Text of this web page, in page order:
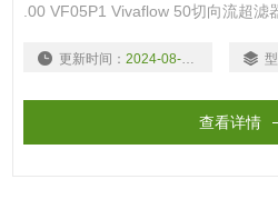
.00 VF05P1 Vivaflow 50切向流超
2支/包更新时间： 2024-08-18
查看详情